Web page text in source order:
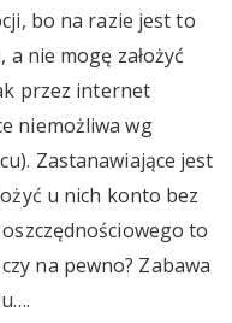
bo na razie jest to
nie mogę założyć
przez internet
niemożliwa wg
Zastanawiające jest
u nich konto bez
to
na pewno? Zabawa